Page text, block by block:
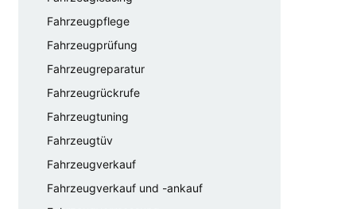
Fahrzeugpflege
Fahrzeugprüfung
Fahrzeugreparatur
Fahrzeugrückrufe
Fahrzeugtuning
Fahrzeugtüv
Fahrzeugverkauf
Fahrzeugverkauf und -ankauf